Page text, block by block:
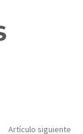
Artículo siguiente